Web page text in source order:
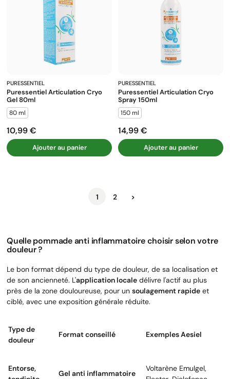
PURESSENTIEL
Puressentiel Articulation Cryo
Gel 80ml
80 ml
Prix
10,99 €
Ajouter au panier
PURESSENTIEL
Puressentiel Articulation Cryo
Spray 150ml
150 ml
Prix
14,99 €
Ajouter au panier
1 2 Suivant
>
Quelle pommade anti inflammatoire choisir selon votre
douleur ?
Le bon format dépend du type de douleur, de sa localisation et
de son ancienneté. L'application locale délivre l'actif au plus
près de la zone douloureuse, pour un soulagement rapide et
ciblé, avec une exposition générale réduite.
Type de
douleur
Format conseillé Exemples Aesiel
Entorse,
Gel anti inflammatoire
Voltarène Emulgel,